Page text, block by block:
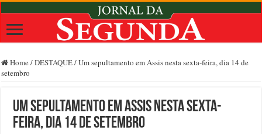
Home /DESTAQUE/Um sepultamento em Assis nesta sexta-feira, dia 14 de
setembro
Um sepultamento em Assis nesta sexta-
feira, dia 14 de setembro